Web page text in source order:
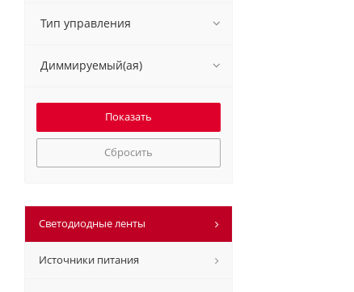
Тип управления
Диммируемый(ая)
Сбросить
Светодиодные ленты
Источники питания